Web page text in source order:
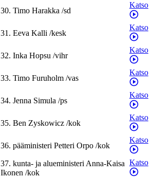
30. Timo Harakka /sd
Katso
31. Eeva Kalli /kesk
Katso
32. Inka Hopsu /vihr
Katso
33. Timo Furuholm /vas
Katso
34. Jenna Simula /ps
Katso
35. Ben Zyskowicz /kok
Katso
36. pääministeri Petteri Orpo /kok
Katso
37. kunta- ja alueministeriAnna-Kaisa
Ikonen /kok
Katso